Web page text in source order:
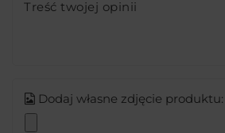
Treść twojej opinii
Dodaj własne zdjęcie produktu: